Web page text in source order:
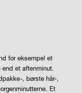
for eksempel et
et aftenminut.
, børste hår-,
Et